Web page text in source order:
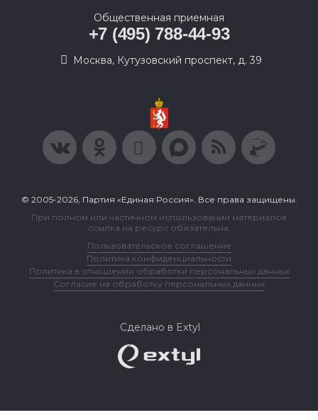
Общественная приемная
+7 (495) 788-44-93
Москва, Кутузовский проспект, д. 39
© 2005-2026, Партия «Единая Россия». Все права защищены.
При полном или частичном использовании материалов
ссылка на ресурс обязательна.
Пользовательское соглашение
Политика конфиденциальности
Политика в отношении обработки персональных данных
Согласие на обработку персональных данных
Сделано в Extyl